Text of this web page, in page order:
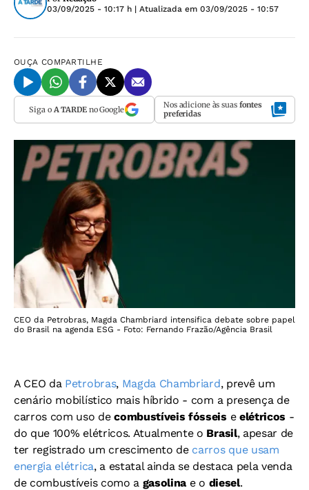
03/09/2025 - 10:17 h | Atualizada em 03/09/2025 - 10:57
OUÇA COMPARTILHE
Siga o A TARDEno Google Nos adicione às suas fontes
preferidas
CEO da Petrobras, Magda Chambriard intensifica debate sobre papel
do Brasil na agenda ESG - Foto: Fernando Frazão/Agência Brasil
A CEO da Petrobras, Magda Chambriard, prevê um
cenário mobilístico mais híbrido - com a presença de
carros com uso decombustíveis fósseis e elétricos -
do que 100% elétricos. Atualmente o Brasil, apesar de
ter registrado um crescimento de carros que usam
energia elétrica, a estatal ainda se destaca pela venda
de combustíveis como a gasolina e o diesel.